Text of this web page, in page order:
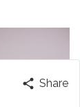
Share